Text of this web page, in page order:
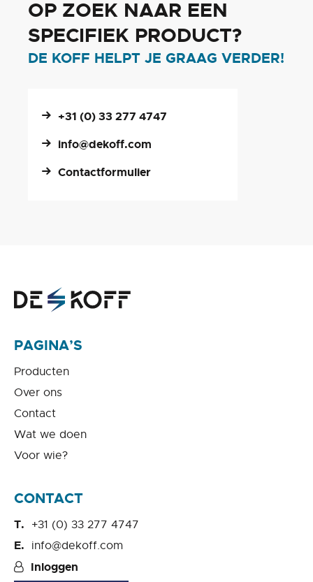
OP ZOEK NAAR EEN
SPECIFIEK PRODUCT?
DE KOFF HELPT JE GRAAG VERDER!
+31 (0) 33 277 4747
info@dekoff.com
Contactformulier
PAGINA’S
Producten
Over ons
Contact
Wat we doen
Voor wie?
CONTACT
+31 (0) 33 277 4747
info@dekoff.com
Inloggen